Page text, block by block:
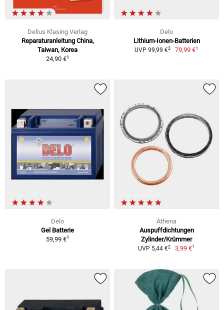
Delius Klasing Verlag
Reparaturanleitung China,
Taiwan, Korea
24,90 €1
Delo
Lithium-Ionen-Batterien
UVP 99,99 €2 79,99 €1
Delo
Gel Batterie
59,99 €1
Athena
Auspuffdichtungen
Zylinder/Krümmer
UVP 5,44 €2 3,99 €1